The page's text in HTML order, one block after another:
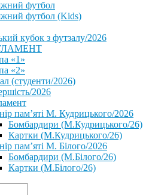
футбол
футбол (Kids)
кубок з футзалу/2026
«1»
«2»
(студенти/2026)
2026⁩
пам’яті М. Кудрицького/2026
Бомбардири (М.Кудрицького/26)
Картки (М.Кудрицького/26)
пам’яті М. Білого/2026
Бомбардири (М.Білого/26)
Картки (М.Білого/26)